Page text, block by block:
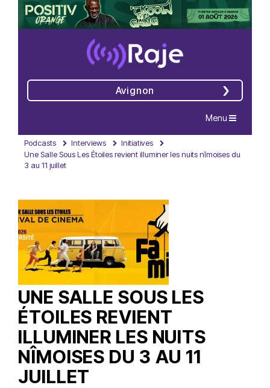
Avignon
Navigation
Menu
Podcasts Interviews
Initiatives
Une Salle Sous Les Étoiles revient illuminer les nuits nîmoises du
3 au 11 juillet
UNE SALLE SOUS LES
ÉTOILES REVIENT
ILLUMINER LES NUITS
NÎMOISES DU 3 AU 11
JUILLET